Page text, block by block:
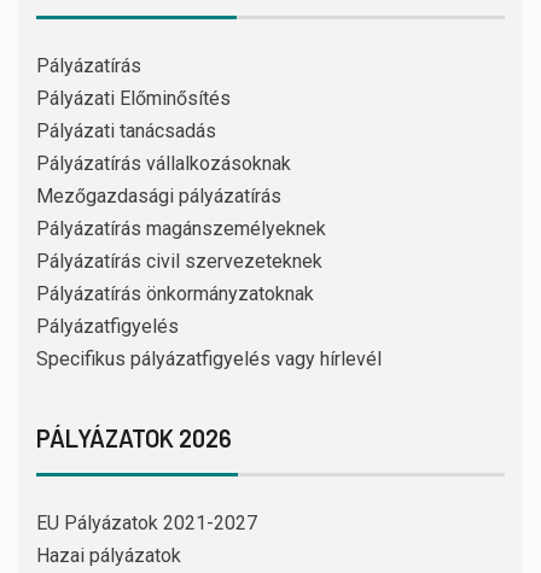
Pályázatírás
Pályázati Előminősítés
Pályázati tanácsadás
Pályázatírás vállalkozásoknak
Mezőgazdasági pályázatírás
Pályázatírás magánszemélyeknek
Pályázatírás civil szervezeteknek
Pályázatírás önkormányzatoknak
Pályázatfigyelés
Specifikus pályázatfigyelés vagy hírlevél
PÁLYÁZATOK 2026
EU Pályázatok 2021-2027
Hazai pályázatok